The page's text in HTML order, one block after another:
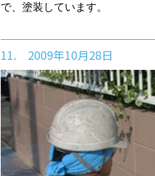
で、塗装しています。
11. 2009年10月28日